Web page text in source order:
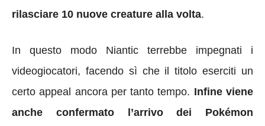
rilasciare 10 nuove creature alla volta.
In questo modo Niantic terrebbe impegnati i
videogiocatori, facendo sì che il titolo eserciti un
certo appeal ancora per tanto tempo. Infine viene
anche confermato l’arrivo dei Pokémon